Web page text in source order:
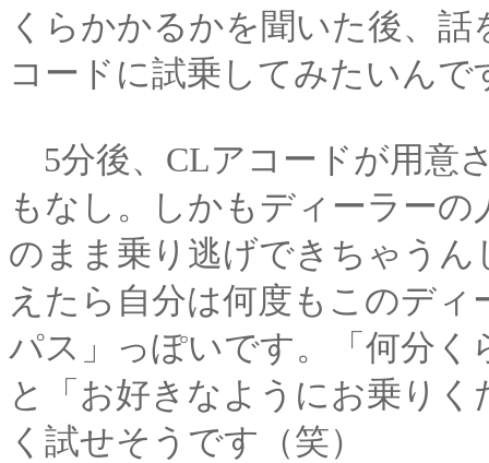
くらかかるかを聞いた後、
コードに試乗してみたいん
5分後、CLアコードが用意
もなし。しかもディーラー
のまま乗り逃げできちゃう
えたら自分は何度もこのデ
パス」っぽいです。「何分
と「お好きなようにお乗り
く試せそうです（笑）